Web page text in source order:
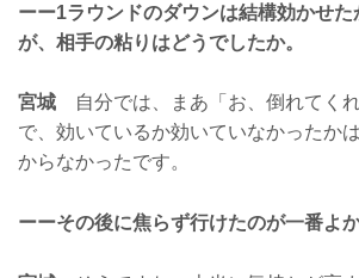
ーー1ラウンドのダウンは結構効かせ
が、相手の粘りはどうでしたか。
宮城 自分では、まあ「お、倒れてく
で、効いているか効いていなかったか
からなかったです。
ーーその後に焦らず行けたのが一番よ